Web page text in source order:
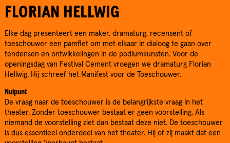
FLORIAN HELLWIG
Elke dag presenteert een maker, dramaturg, recensent of
toeschouwer een pamflet om met elkaar in dialoog te gaan over
tendensen en ontwikkelingen in de podiumkunsten. Voor de
openingsdag van Festival Cement vroegen we dramaturg Florian
Hellwig. Hij schreef het Manifest voor de Toeschouwer.
Nulpunt
De vraag naar de toeschouwer is de belangrijkste vraag in het
theater. Zonder toeschouwer bestaat er geen voorstelling. Als
niemand de voorstelling ziet dan bestaat deze niet. De toeschouwer
is dus essentieel onderdeel van het theater. Hij of zij maakt dat een